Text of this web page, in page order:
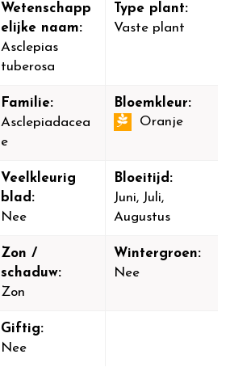
Wetenschapp
elijke naam:
Asclepias
tuberosa
Type plant:
Vaste plant
Familie:
Asclepiadacea
e
Bloemkleur:
Oranje
Veelkleurig
blad:
Nee
Bloeitijd:
Juni, Juli,
Augustus
Zon /
schaduw:
Zon
Wintergroen:
Nee
Giftig:
Nee